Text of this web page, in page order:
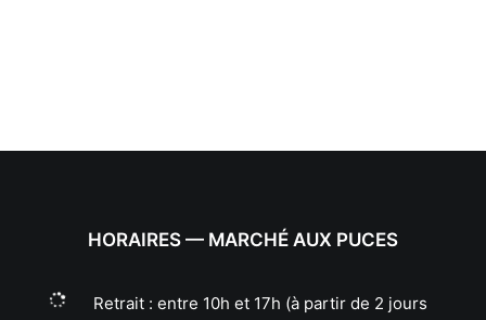
HORAIRES — MARCHÉ AUX PUCES
Retrait : entre 10h et 17h (à partir de 2 jours